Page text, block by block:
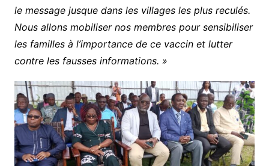
le message jusque dans les villages les plus reculés.
Nous allons mobiliser nos membres pour sensibiliser
les familles à l’importance de ce vaccin et lutter
contre les fausses informations. »